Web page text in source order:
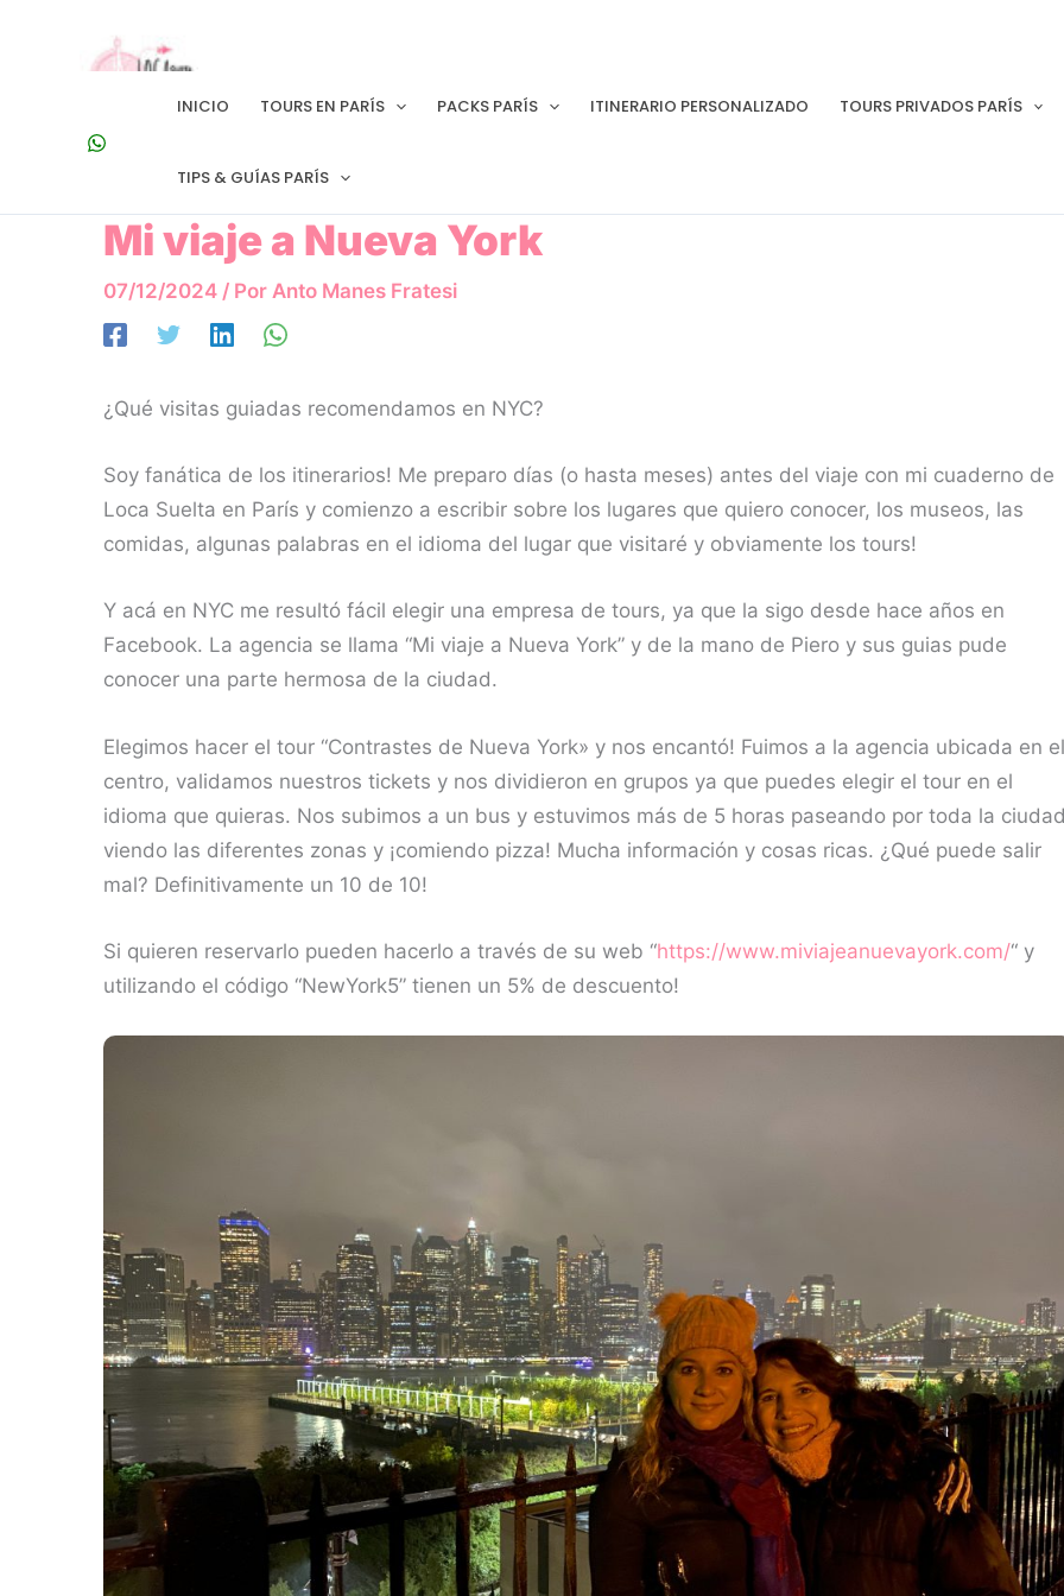
INICIO TOURS EN PARÍS PACKS PARÍS ITINERARIO PERSONALIZADO TOURS PRIVADOS PARÍS
TIPS & GUÍAS PARÍS
Mi viaje a Nueva York
07/12/2024 / Por Anto Manes Fratesi
¿Qué visitas guiadas recomendamos en NYC?
Soy fanática de los itinerarios! Me preparo días (o hasta meses) antes del viaje con mi cuaderno de
Loca Suelta en París y comienzo a escribir sobre los lugares que quiero conocer, los museos, las
comidas, algunas palabras en el idioma del lugar que visitaré y obviamente los tours!
Y acá en NYC me resultó fácil elegir una empresa de tours, ya que la sigo desde hace años en
Facebook. La agencia se llama “Mi viaje a Nueva York” y de la mano de Piero y sus guias pude
conocer una parte hermosa de la ciudad.
Elegimos hacer el tour “Contrastes de Nueva York» y nos encantó! Fuimos a la agencia ubicada en el
centro, validamos nuestros tickets y nos dividieron en grupos ya que puedes elegir el tour en el
idioma que quieras. Nos subimos a un bus y estuvimos más de 5 horas paseando por toda la
viendo las diferentes zonas y ¡comiendo pizza! Mucha información y cosas ricas. ¿Qué puede salir
mal? Definitivamente un 10 de 10!
Si quieren reservarlo pueden hacerlo a través de su web “https://www.miviajeanuevayork.com/“ y
utilizando el código “NewYork5” tienen un 5% de descuento!